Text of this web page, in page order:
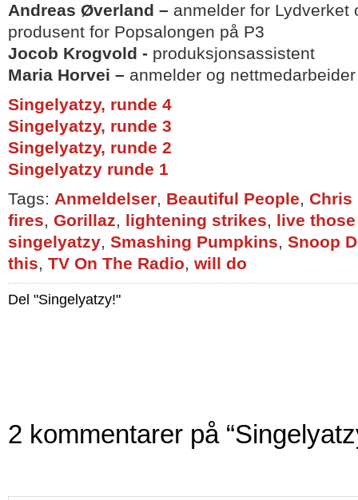
Andreas Øverland – anmelder for Lydverket
produsent for Popsalongen på P3
Jocob Krogvold - produksjonsassistent
Maria Horvei – anmelder og nettmedarbeider
Singelyatzy, runde 4
Singelyatzy, runde 3
Singelyatzy, runde 2
Singelyatzy runde 1
Tags: Anmeldelser, Beautiful People, Chris
fires, Gorillaz, lightening strikes, live
singelyatzy, Smashing Pumpkins, Snoop
this, TV On The Radio, will do
Del "Singelyatzy!"
2 kommentarer på